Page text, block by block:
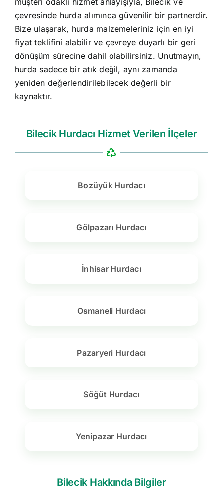
müşteri odaklı hizmet anlayışıyla, Bilecik ve
çevresinde hurda alımında güvenilir bir partnerdir.
Bize ulaşarak, hurda malzemeleriniz için en iyi
fiyat teklifini alabilir ve çevreye duyarlı bir geri
dönüşüm sürecine dahil olabilirsiniz. Unutmayın,
hurda sadece bir atık değil, aynı zamanda
yeniden değerlendirilebilecek değerli bir
kaynaktır.
Bilecik Hurdacı Hizmet Verilen İlçeler
Bozüyük Hurdacı
Gölpazarı Hurdacı
İnhisar Hurdacı
Osmaneli Hurdacı
Pazaryeri Hurdacı
Söğüt Hurdacı
Yenipazar Hurdacı
Bilecik Hakkında Bilgiler